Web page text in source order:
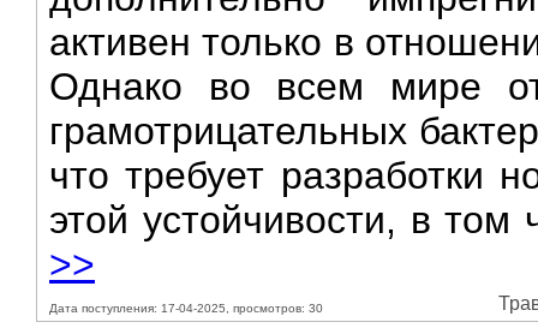
активен только в
Однако во всем мире
грамотрицательных
что требует разработки
этой устойчивости, в
>>
Дата поступления: 17-04-2025, просмотров: 30